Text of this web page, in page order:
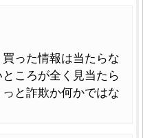
った情報は当たらな
ころが全く見当たら
と詐欺か何かではな